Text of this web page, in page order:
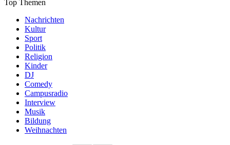
Top Themen
Nachrichten
Kultur
Sport
Politik
Religion
Kinder
DJ
Comedy
Campusradio
Interview
Musik
Bildung
Weihnachten